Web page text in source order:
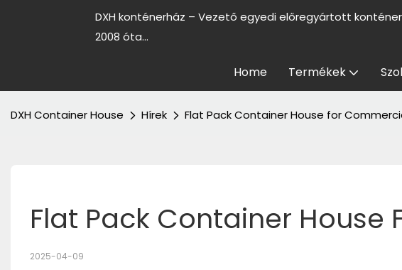
DXH konténerház – Vezető egyedi előregyártott
2008 óta...
Home Termékek
DXH Container House Hírek Flat Pack Container House for
Flat Pack Container House
2025-04-09